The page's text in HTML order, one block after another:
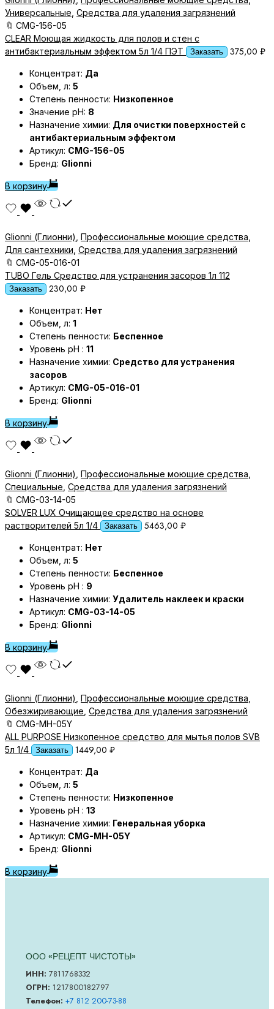
Универсальные Средства для удаления загрязнений
🔖 CMG-156-05
CLEAR Моющая жидкость для полов и стен с
антибактериальным эффектом 5л 1/4 ПЭТ
Заказать 375,00 ₽
Концентрат: Да
Объем, л: 5
Степень пенности: Низкопенное
Значение pH: 8
Назначение химии: Для очистки поверхностей с
антибактериальным эффектом
Артикул: CMG-156-05
Бренд: Glionni
В корзину
Glionni (Глионни) Профессиональные моющие средства
Для сантехники Средства для удаления загрязнений
🔖 CMG-05-016-01
TUBO Гель Средство для устранения засоров 1л 112
Заказать 230,00 ₽
Концентрат: Нет
Объем, л: 1
Степень пенности: Беспенное
Уровень pH : 11
Назначение химии: Средство для устранения
засоров
Артикул: CMG-05-016-01
Бренд: Glionni
В корзину
Glionni (Глионни) Профессиональные моющие средства
Специальные Средства для удаления загрязнений
🔖 CMG-03-14-05
SOLVER LUX Очищающее средство на основе
растворителей 5л 1/4
Заказать 5463,00 ₽
Концентрат: Нет
Объем, л: 5
Степень пенности: Беспенное
Уровень pH : 9
Назначение химии: Удалитель наклеек и краски
Артикул: CMG-03-14-05
Бренд: Glionni
В корзину
Glionni (Глионни) Профессиональные моющие средства
Обезжиривающие Средства для удаления загрязнений
🔖 CMG-MH-05Y
ALL PURPOSE Низкопенное средство для мытья полов SVB
5л 1/4
Заказать 1449,00 ₽
Концентрат: Да
Объем, л: 5
Степень пенности: Низкопенное
Уровень pH : 13
Назначение химии: Генеральная уборка
Артикул: CMG-MH-05Y
Бренд: Glionni
В корзину
ООО «РЕЦЕПТ ЧИСТОТЫ»
ИНН: 7811768332
ОГРН: 1217800182797
Телефон: +7 812 200-73-88